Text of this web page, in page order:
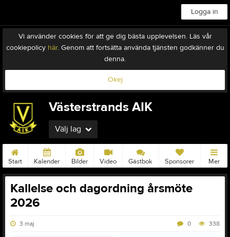
Logga in
Vi använder cookies för att ge dig bästa upplevelsen. Läs vår
cookiepolicy här. Genom att fortsätta använda tjänsten godkänner du
denna.
Okej
Västerstrands AIK
Välj lag
Start Kalender Bilder Video Gästbok Sponsorer Mer
Kallelse och dagordning årsmöte
2026
3 maj 338
0